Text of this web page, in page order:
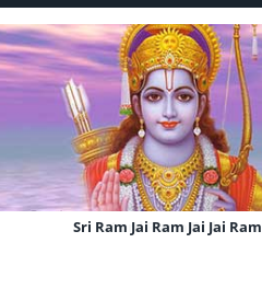
Sri Ram Jai Ram Jai Jai Ram